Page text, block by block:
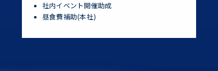
社内イベント開催助成
昼食費補助(本社)